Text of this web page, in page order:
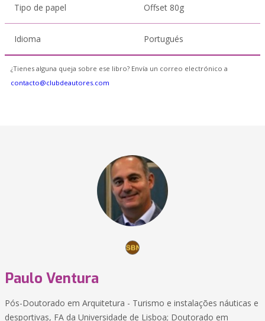
Tipo de papel Offset 80g
Idioma Portugués
¿Tienes alguna queja sobre ese libro? Envía un correo electrónico a
contacto@clubdeautores.com
Paulo Ventura
Pós-Doutorado em Arquitetura - Turismo e instalações náuticas e
desportivas, FA da Universidade de Lisboa; Doutorado em